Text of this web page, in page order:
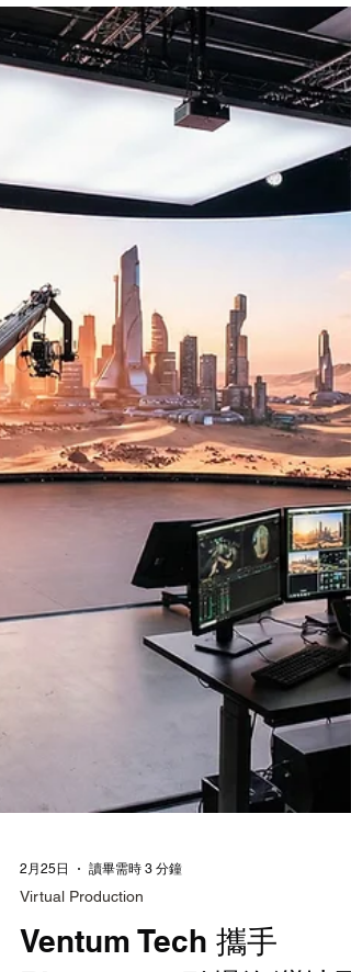
解密 Amarin TV 打造成
功虛擬製作的進化之路
作者：Sinfaii Metanee Chaiyasith（
工程師） 日期：2026年3月4日 羅馬不是一天
造成的，成功的虛擬製作亦是如此 在我（譯
者按：作者為 Pixotope 工程師））加入
Pixotope 之前的將近十年裡，我一直向
Amarin TV 推銷虛擬製作。每一次，他們都
沒完全準備好。技術還沒到位，工作流程也
對，總是缺少了些什麼。 但他們的野心從未
改變。他們探索了不同的供應商和技術，始
追求同一個願景：能夠真正提升他們說故事
力的即時圖形（Real-Time Graphics）。 後
來我以產品專家（Product Specialist）的身
分加入 Pixotope，有趣的是，Amarin TV 成
為了我的第一個概念驗證（Proof Of
Concept）客戶。 這一次，他們對虛擬製作
頭答應，並全面導入了我們的圖形和追蹤技
術。 虛擬製作等於商業營收 背景說明：泰國
的廣播產業競爭非常激烈。每個人都在爭奪
眾的注意力，而商業營收就是一切。 Amarin
TV 起源於雜誌出版。當他們創辦電視台時